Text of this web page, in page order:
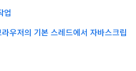
업
우저의 기본 스레드에서 자바스크립